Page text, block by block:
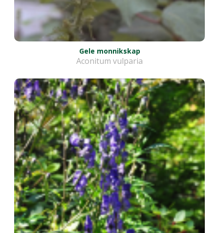
Gele monnikskap
Aconitum vulparia